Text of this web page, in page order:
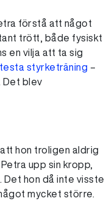
förstå att något
trött, både fysiskt
en vilja att ta sig
testa styrketräning –
Det blev
hon troligen aldrig
upp sin kropp,
hon då inte visste
mycket större.